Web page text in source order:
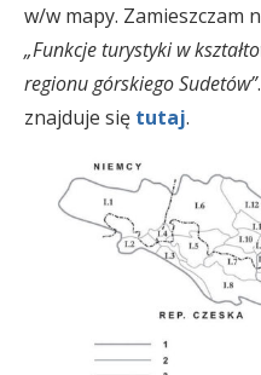
w/w mapy. Zamieszczam
„Funkcje turystyki w
regionu górskiego Sudetów”
znajduje się tutaj.